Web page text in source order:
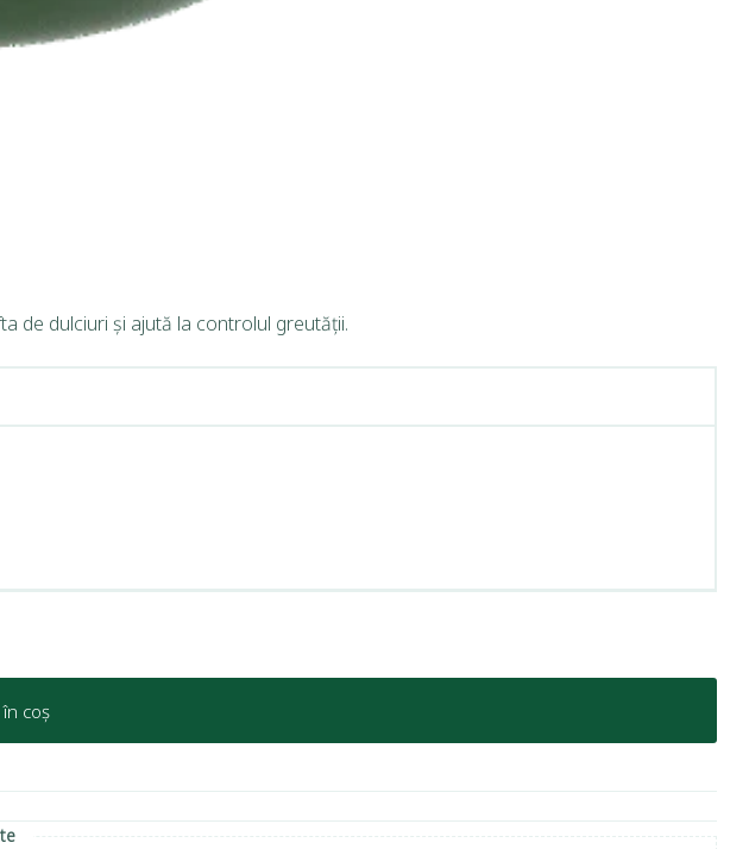
de dulciuri și ajută la controlul greutății.
coș